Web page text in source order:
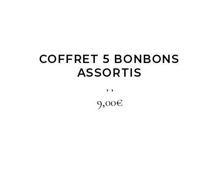
COFFRET 5 BONBONS
ASSORTIS
, ,
9,00€